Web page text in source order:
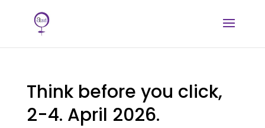
Think before you click,
2-4. April 2026.